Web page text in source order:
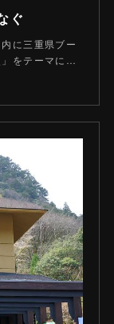
ぐ
に三重県ブー
」をテーマに…